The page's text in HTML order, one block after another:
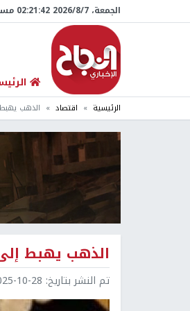
الجمعة، 7/‏8/‏2026 02:21:43 مساءً
الرئيسية اقتصاد الذهب يهبط
الذهب يهبط إلى
تم النشر بتاريخ: 10-28 23:12